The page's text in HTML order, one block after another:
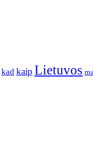
kad kaip Lietuvos